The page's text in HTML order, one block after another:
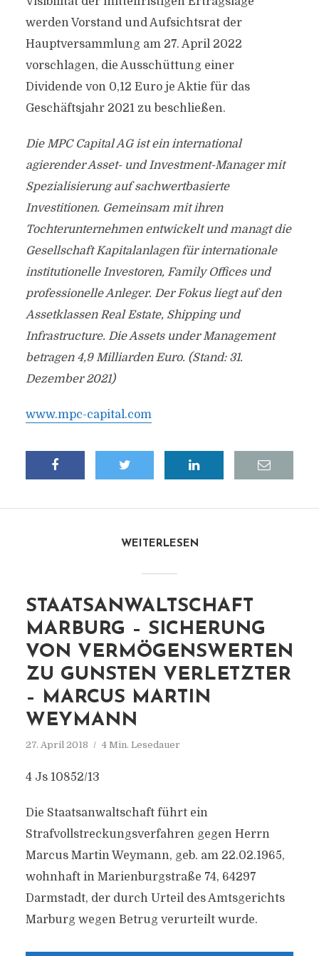
werden Vorstand und Aufsichtsrat der
Hauptversammlung am 27. April 2022
vorschlagen, die Ausschüttung einer
Dividende von 0,12 Euro je Aktie für das
Geschäftsjahr 2021 zu beschließen.
Die MPC Capital AG ist ein international
agierender Asset- und Investment-Manager mit
Spezialisierung auf sachwertbasierte
Investitionen. Gemeinsam mit ihren
Tochterunternehmen entwickelt und managt die
Gesellschaft Kapitalanlagen für internationale
institutionelle Investoren, Family Offices und
professionelle Anleger. Der Fokus liegt auf den
Assetklassen Real Estate, Shipping und
Infrastructure. Die Assets under Management
betragen 4,9 Milliarden Euro. (Stand: 31.
Dezember 2021)
www.mpc-capital.com
WEITERLESEN
STAATSANWALTSCHAFT
MARBURG – SICHERUNG
VON VERMÖGENSWERTEN
ZU GUNSTEN VERLETZTER
– MARCUS MARTIN
WEYMANN
27. April 2018 4 Min. Lesedauer
4 Js 10852/13
Die Staatsanwaltschaft führt ein
Strafvollstreckungsverfahren gegen Herrn
Marcus Martin Weymann, geb. am 22.02.1965,
wohnhaft in Marienburgstraße 74, 64297
Darmstadt, der durch Urteil des Amtsgerichts
Marburg wegen Betrug verurteilt wurde.